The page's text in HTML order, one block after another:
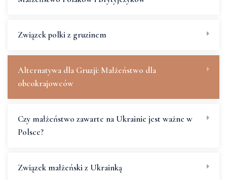
Związek polki z gruzinem
Alternatywa dla Gruzji: Małżeństwo dla
obcokrajowców
Czy małżeństwo zawarte na Ukrainie jest ważne w
Polsce?
Związek małżeński z Ukrainką